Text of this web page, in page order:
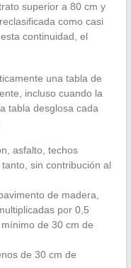
superior a 80 cm y
como casi
continuidad, el
una tabla de
incluso cuando la
tabla desglosa cada
asfalto, techos
sin contribución al
de madera,
por 0,5
de 30 cm de
de 30 cm de